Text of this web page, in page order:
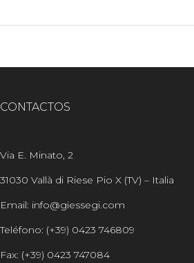
CONTACTOS
Via E. Minato, 2
31030 Vallà di Riese Pio X (TV) – Italia
Email: info@giessegi.com
Teléfono: (+39) 0423 746809
Fax: (+39) 0423 747084